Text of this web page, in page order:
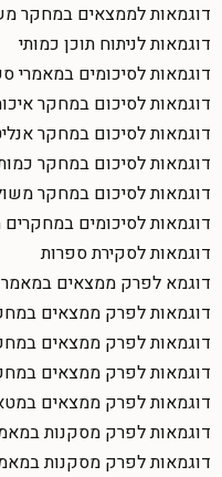
דוגמאות לממצאים במחקר
דוגמאות לניתוח תוכן כמותי
דוגמאות לסיכומים במאמרי
דוגמאות לסיכום במחקר
דוגמאות לסיכום במחקר
דוגמאות לסיכום במחקר
דוגמאות לסיכום במחקר
דוגמאות לסיכומים במחקרים
דוגמאות לסקירת ספרות
דוגמא לפרק ממצאים
דוגמאות לפרק ממצאים
דוגמאות לפרק ממצאים
דוגמאות לפרק ממצאים
דוגמאות לפרק ממצאים
דוגמאות לפרק מסקנות
דוגמאות לפרק מסקנות